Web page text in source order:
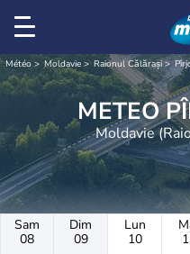
Météo Moldavie Raionul Călărași
Moldavie
Sam
08
Dim
09
Lun
10